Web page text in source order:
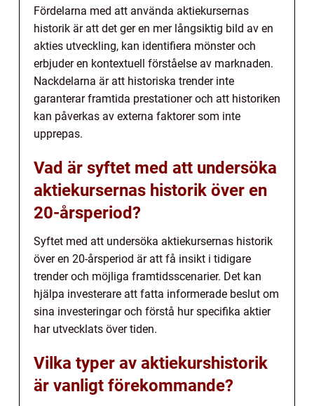
Fördelarna med att använda aktiekursernas
historik är att det ger en mer långsiktig bild av en
akties utveckling, kan identifiera mönster och
erbjuder en kontextuell förståelse av marknaden.
Nackdelarna är att historiska trender inte
garanterar framtida prestationer och att historiken
kan påverkas av externa faktorer som inte
upprepas.
Vad är syftet med att undersöka
aktiekursernas historik över en
20-årsperiod?
Syftet med att undersöka aktiekursernas historik
över en 20-årsperiod är att få insikt i tidigare
trender och möjliga framtidsscenarier. Det kan
hjälpa investerare att fatta informerade beslut om
sina investeringar och förstå hur specifika aktier
har utvecklats över tiden.
Vilka typer av aktiekurshistorik
är vanligt förekommande?